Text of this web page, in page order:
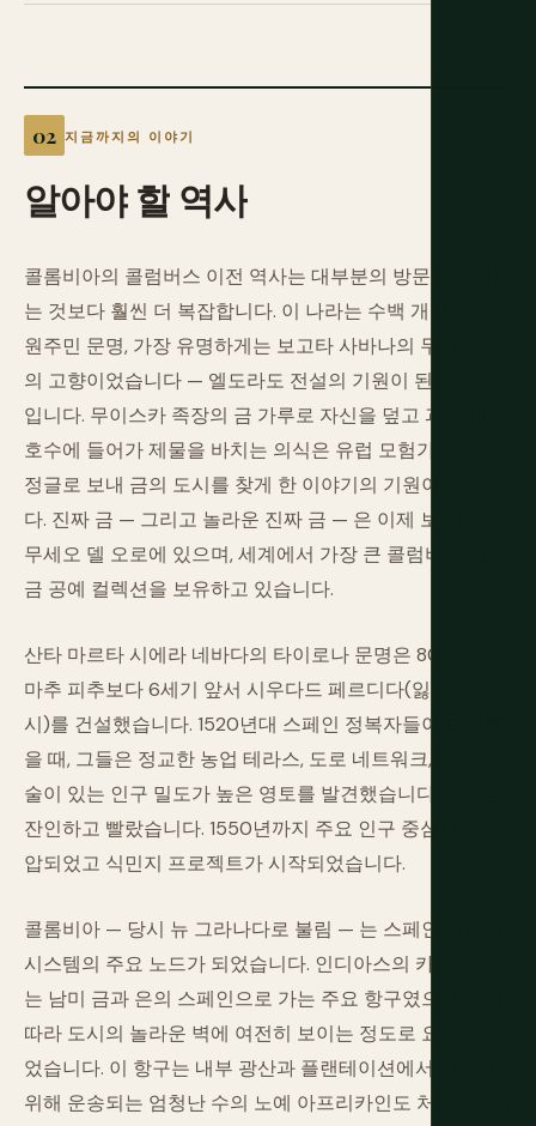
지금까지의 이야기
알아야할 역사
콜롬비아의 콜럼버스 이전 역사는 대부분의 방문객이 깨닫
는 것보다 훨씬 더 복잡합니다. 이 나라는 수백 개의 독특한
원주민 문명, 가장 유명하게는 보고타 사바나의 무이스카
의 고향이었습니다 — 엘도라도 전설의 기원이 된 사람들
입니다. 무이스카 족장의 금 가루로 자신을 덮고 과타비타
호수에 들어가 제물을 바치는 의식은 유럽 모험가 세대를
정글로 보내 금의 도시를 찾게 한 이야기의 기원이었습니
다. 진짜 금 — 그리고 놀라운 진짜 금 — 은 이제 보고타의
무세오 델 오로에 있으며, 세계에서 가장 큰 콜럼버스 이전
금 공예 컬렉션을 보유하고 있습니다.
산타 마르타 시에라 네바다의 타이로나 문명은 800년경
마추 피추보다 6세기 앞서 시우다드 페르디다(잃어버린 도
시)를 건설했습니다. 1520년대 스페인 정복자들이 도착했
을 때, 그들은 정교한 농업 테라스, 도로 네트워크, 금 야금
술이 있는 인구 밀도가 높은 영토를 발견했습니다. 정복은
잔인하고 빨랐습니다. 1550년까지 주요 인구 중심지가 제
압되었고 식민지 프로젝트가 시작되었습니다.
콜롬비아 — 당시 뉴 그라나다로 불림 — 는 스페인 식민지
시스템의 주요 노드가 되었습니다. 인디아스의 카르타헤나
는 남미 금과 은의 스페인으로 가는 주요 항구였으며, 그에
따라 도시의 놀라운 벽에 여전히 보이는 정도로 요새화되
었습니다. 이 항구는 내부 광산과 플랜테이션에서 일하기
위해 운송되는 엄청난 수의 노예 아프리카인도 처리했습니